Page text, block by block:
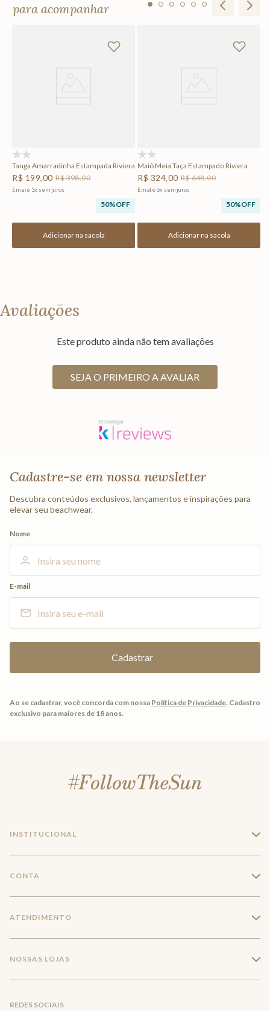
para acompanhar
Tanga Amarradinha Estampada Riviera
R$ 199,00 R$398,00
Em até 3x sem juros
50%OFF
Adicionar na sacola
Maiô Meia Taça Estampado Riviera
R$ 324,00 R$648,00
Em até 6x sem juros
50%OFF
Adicionar na sacola
Avaliações
Este produto ainda não tem avaliações
SEJA O PRIMEIRO A AVALIAR
Cadastre-se em nossa newsletter
Descubra conteúdos exclusivos, lançamentos e inspirações para
elevar seu beachwear.
Nome
E-mail
Ao se cadastrar, você concorda com nossa Política de Privacidade. Cadastro
exclusivo para maiores de 18 anos.
INSTITUCIONAL +
Trabalhe conosco
Mapa do Site
CONTA +
Meus pedidos
ATENDIMENTO +
NOSSAS LOJAS +
REDES SOCIAIS